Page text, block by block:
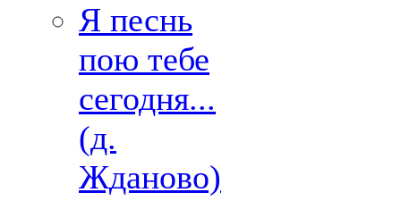
Я песнь
пою тебе
сегодня...
(д.
Жданово)